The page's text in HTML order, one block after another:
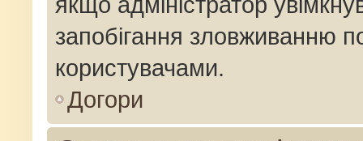
запобігання зловживанню
користувачами.
Догори